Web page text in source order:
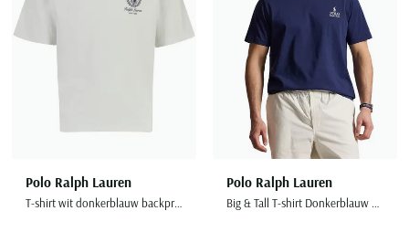
Polo Ralph Lauren
T-shirt wit donkerblauw backprint Relaxed Fit
Polo Ralph Lauren
Big & Tall T-shirt Donkerblauw Wijde Fit